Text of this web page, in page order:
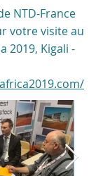
NTD-France
votre visite au
2019, Kigali -